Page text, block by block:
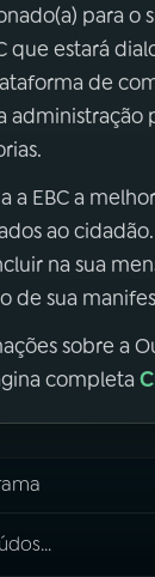
para o
que estará
de
administração
a EBC a
ao cidadão.
na sua
de sua
sobre a
completa